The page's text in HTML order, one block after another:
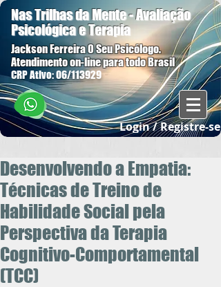
Login / Registre-se
Nas Trilhas da Mente - Avaliação
Psicológica e Terapia
Jackson Ferreira O Seu Psicólogo.
Atendimento on-line para todo Brasil
CRP Ativo: 06/113929
Desenvolvendo a Empatia:
Técnicas de Treino de
Habilidade Social pela
Perspectiva da Terapia
Cognitivo-Comportamental
(TCC)